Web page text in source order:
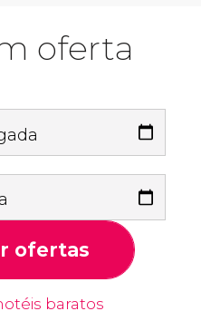
oferta
ofertas
baratos